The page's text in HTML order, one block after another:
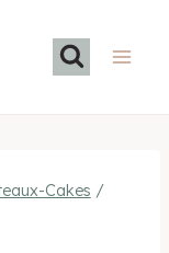
Cakes /